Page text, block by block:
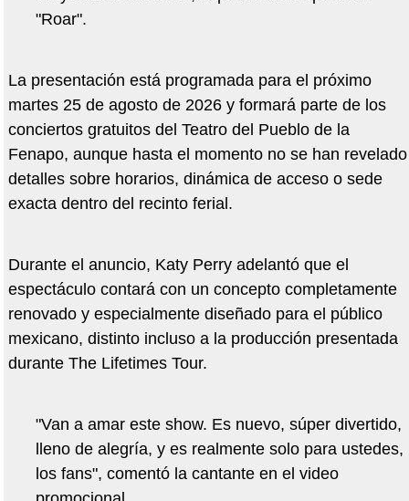
"Roar".
La presentación está programada para el próximo
martes 25 de agosto de 2026 y formará parte de los
conciertos gratuitos del Teatro del Pueblo de la
Fenapo, aunque hasta el momento no se han revelado
detalles sobre horarios, dinámica de acceso o sede
exacta dentro del recinto ferial.
Durante el anuncio, Katy Perry adelantó que el
espectáculo contará con un concepto completamente
renovado y especialmente diseñado para el público
mexicano, distinto incluso a la producción presentada
durante The Lifetimes Tour.
"Van a amar este show. Es nuevo, súper divertido,
lleno de alegría, y es realmente solo para ustedes,
los fans", comentó la cantante en el video